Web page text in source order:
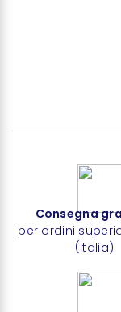
Consegna
per ordini
(Italia)